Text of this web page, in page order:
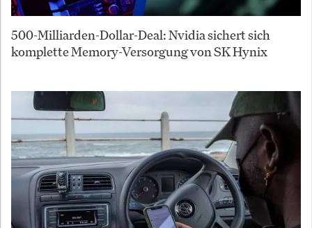
500-Milliarden-Dollar-Deal: Nvidia sichert sich
komplette Memory-Versorgung von SK Hynix